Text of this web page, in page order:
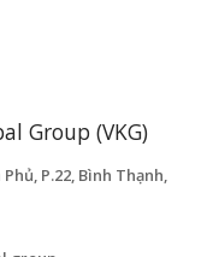
Group (VKG)
P.22, Bình Thạnh,